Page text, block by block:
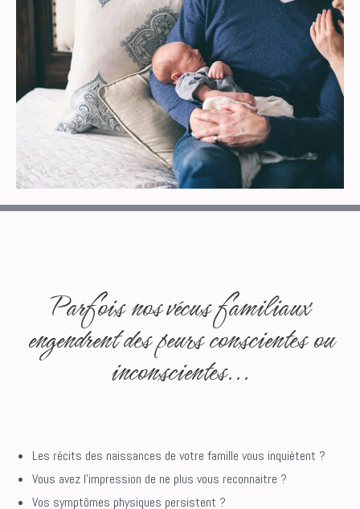
Parfois nos vécus familiaux
engendrent des peurs conscientes ou
inconscientes...
Les récits des naissances de votre famille vous inquiètent ?
Vous avez l’impression de ne plus vous reconnaitre ?
Vos symptômes physiques persistent ?